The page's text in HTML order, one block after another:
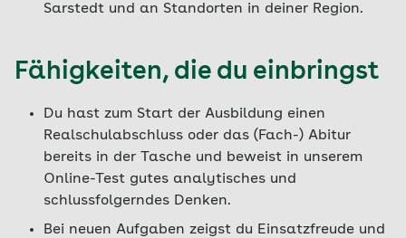
Sarstedt und an Standorten in deiner Region.
Fähigkeiten, die du einbringst
Du hast zum Start der Ausbildung einen
Realschulabschluss oder das (Fach-) Abitur
bereits in der Tasche und beweist in unserem
Online-Test gutes analytisches und
schlussfolgerndes Denken.
Bei neuen Aufgaben zeigst du Einsatzfreude und